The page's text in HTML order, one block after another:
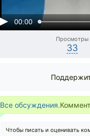
00:00
Просмотры
33
Все обсуждения.
Чтобы писать и оценивать